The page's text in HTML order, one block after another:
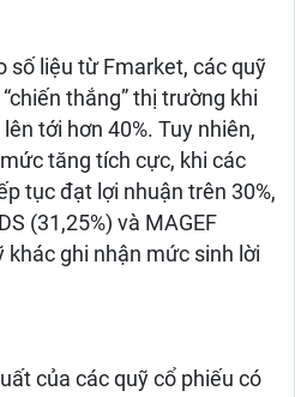
số liệu từ Fmarket, các quỹ
thắng” thị trường khi
tới hơn 40%. Tuy nhiên,
tăng tích cực, khi các
tục đạt lợi nhuận trên 30%,
(31,25%) và MAGEF
khác ghi nhận mức sinh lời
của các quỹ cổ phiếu có